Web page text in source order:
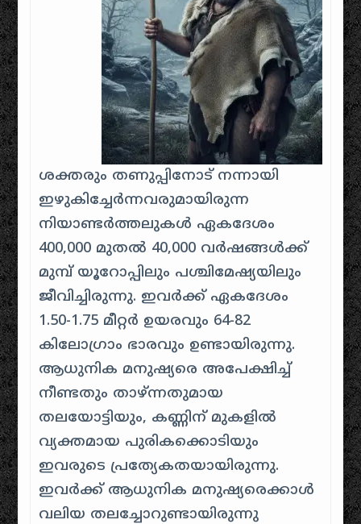
ശക്തരും തണുപ്പിനോട് നന്നായി
ഇഴുകിച്ചേർന്നവരുമായിരുന്ന
നിയാണ്ടർത്തലുകൾ ഏകദേശം
400,000 മുതൽ 40,000 വർഷങ്ങൾക്ക്
മുമ്പ് യൂറോപ്പിലും പശ്ചിമേഷ്യയിലും
ജീവിച്ചിരുന്നു. ഇവർക്ക് ഏകദേശം
1.50-1.75 മീറ്റർ ഉയരവും 64-82
കിലോഗ്രാം ഭാരവും ഉണ്ടായിരുന്നു.
ആധുനിക മനുഷ്യരെ അപേക്ഷിച്ച്
നീണ്ടതും താഴ്ന്നതുമായ
തലയോട്ടിയും, കണ്ണിന് മുകളിൽ
വ്യക്തമായ പുരികക്കൊടിയും
ഇവരുടെ പ്രത്യേകതയായിരുന്നു.
ഇവർക്ക് ആധുനിക മനുഷ്യരെക്കാൾ
വലിയ തലച്ചോറുണ്ടായിരുന്നു